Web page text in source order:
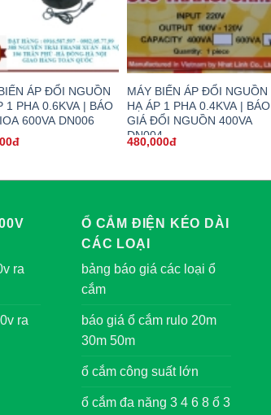
ÁP ĐỔI NGUỒN
1 PHA 0.6KVA | BÁO
600VA DN006
MÁY BIẾN ÁP ĐỔI NGUỒN
HẠ ÁP 1 PHA 0.4KVA | BÁO
GIÁ ĐỔI NGUỒN 400VA
DN004
480,000đ
ra
ra
Ổ CẮM ĐIỆN KÉO DÀI
CÁC LOẠI
bảng báo giá các loại ổ
cắm
báo giá ổ cắm rulo 20m
30m 50m
ổ cắm công suất lớn
ổ cắm đa năng 3 4 6 8 ổ 3